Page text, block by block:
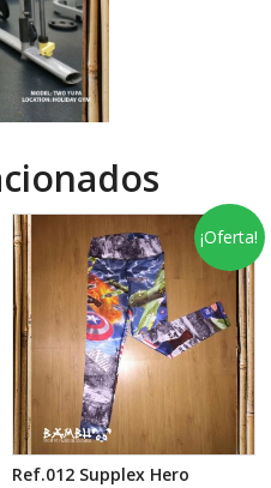
¡Oferta!
Ref.012 Supplex Hero